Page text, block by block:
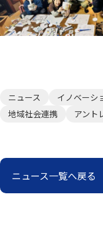
ニュース イノベーシ
地域社会連携
アント
ニュース一覧へ戻る